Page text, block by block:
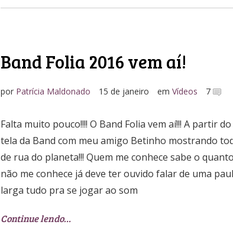
Band Folia 2016 vem aí!
por Patrícia Maldonado 15 de janeiro em Vídeos 7
Falta muito pouco!!!! O Band Folia vem aí!!! A partir
tela da Band com meu amigo Betinho mostrando
de rua do planeta!!! Quem me conhece sabe o
não me conhece já deve ter ouvido falar de uma
larga tudo pra se jogar ao som
Continue lendo…